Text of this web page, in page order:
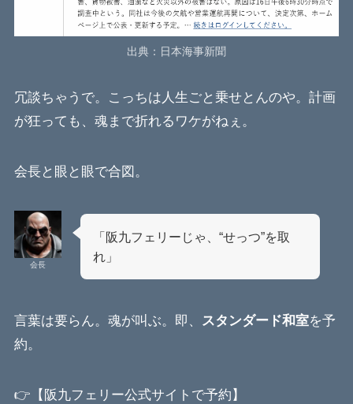
出典：日本海事新聞
冗談ちゃうで。こっちは人生ごと乗せとんのや。計画
が狂っても、魂まで折れるワケがねぇ。
会長と眼と眼で合図。
会長
「阪九フェリーじゃ、“せっつ”を取
れ」
言葉は要らん。魂が叫ぶ。即、 スタンダード和室を予
約。
👉【阪九フェリー公式サイトで予約】